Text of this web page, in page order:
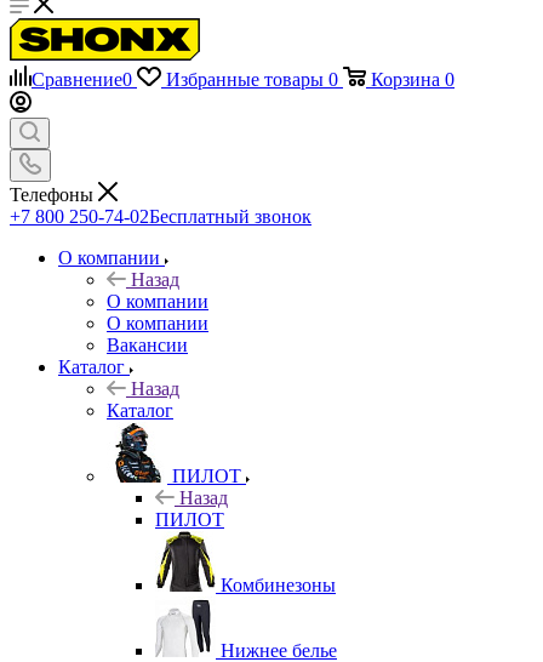
Сравнение0 Избранные товары 0 Корзина 0
Телефоны
+7 800 250-74-02Бесплатный звонок
О компании
Назад
О компании
О компании
Вакансии
Каталог
Назад
Каталог
ПИЛОТ
Назад
ПИЛОТ
Комбинезоны
Нижнее белье